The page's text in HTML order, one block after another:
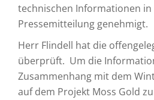
technischen Informationen in
Pressemitteilung genehmigt.
Herr Flindell hat die
überprüft. Um die
Zusammenhang mit dem
auf dem Projekt Moss Gold